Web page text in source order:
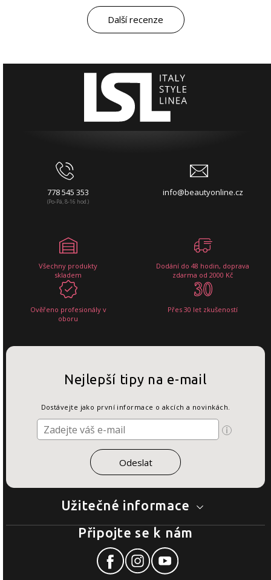
Další recenze
778 545 353
(Po-Pá, 8-16 hod.)
info@beautyonline.cz
Všechny produkty
skladem
Dodání do 48 hodin, doprava
zdarma od 2000 Kč
Ověřeno profesionály v
oboru
Přes 30 let zkušeností
Užitečné informace
Nejlepší tipy na e-mail
Dostávejte jako první informace o akcích a novinkách.
Připojte se k nám